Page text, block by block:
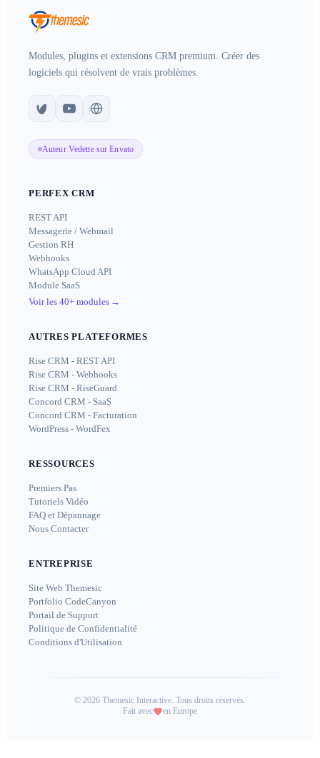
Modules, plugins et extensions CRM premium. Créer des
logiciels qui résolvent de vrais problèmes.
Auteur Vedette sur Envato
PERFEX CRM
REST API
Messagerie / Webmail
Gestion RH
Webhooks
WhatsApp Cloud API
Module SaaS
Voir les 40+ modules →
AUTRES PLATEFORMES
Rise CRM - REST API
Rise CRM - Webhooks
Rise CRM - RiseGuard
Concord CRM - SaaS
Concord CRM - Facturation
WordPress - WordFex
RESSOURCES
Premiers Pas
Tutoriels Vidéo
FAQ et Dépannage
Nous Contacter
ENTREPRISE
Site Web Themesic
Portfolio CodeCanyon
Portail de Support
Politique de Confidentialité
Conditions d'Utilisation
© 2026 Themesic Interactive. Tous droits réservés.
Fait avec
en Europe